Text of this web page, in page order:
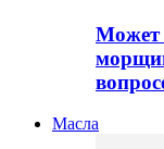
Может
Масла